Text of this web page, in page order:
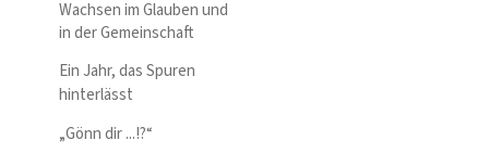
Wachsen im Glauben und
in der Gemeinschaft
Ein Jahr, das Spuren
hinterlässt
„Gönn dir ...!?“